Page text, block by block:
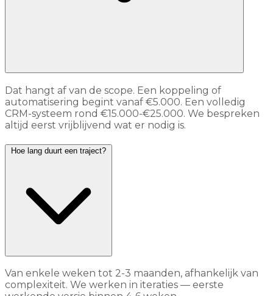
Dat hangt af van de scope. Een koppeling of
automatisering begint vanaf €5.000. Een volledig
CRM-systeem rond €15.000-€25.000. We bespreken
altijd eerst vrijblijvend wat er nodig is.
Hoe lang duurt een traject?
Van enkele weken tot 2-3 maanden, afhankelijk van
complexiteit. We werken in iteraties — eerste